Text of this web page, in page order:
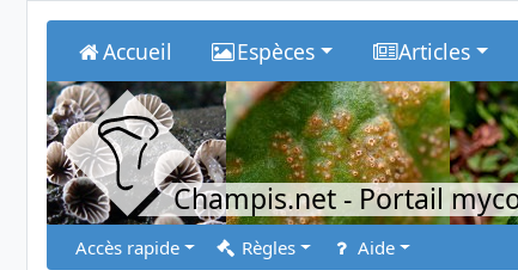
Accueil Espèces Articles
Champis.net- Portail
Accès rapide Règles Aide